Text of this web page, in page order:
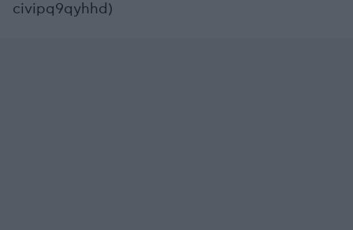
civipq9qyhhd)